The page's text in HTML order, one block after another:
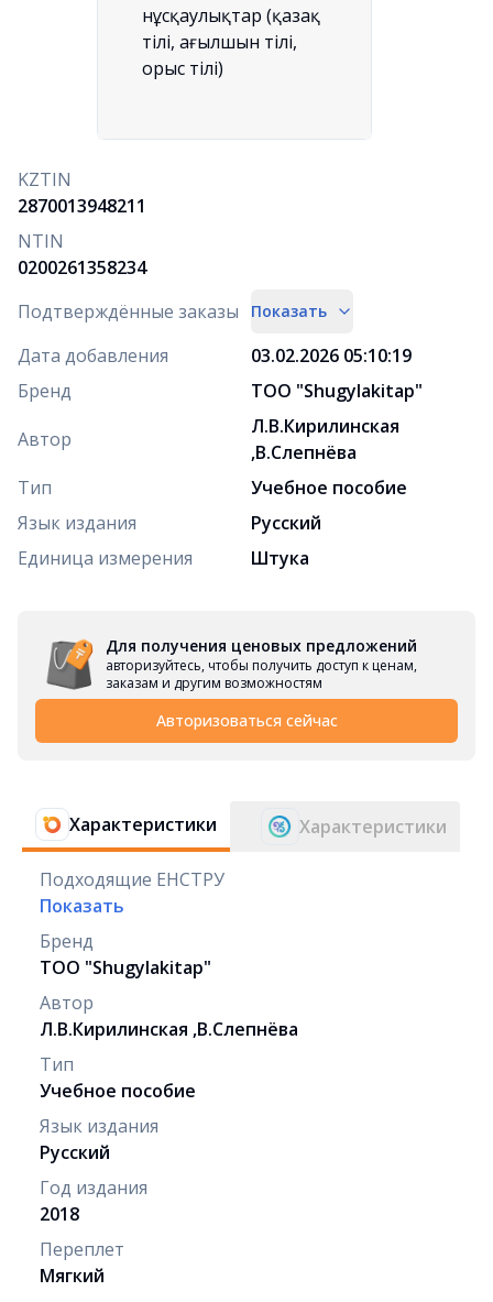
KZTIN
2870013948211
NTIN
0200261358234
Подтверждённые заказы
Показать
Дата добавления
03.02.2026 05:10:19
Бренд
ТОО "Shugylakіtap"
Автор
Л.В.Кирилинская
,В.Слепнёва
Тип
Учебное пособие
Язык издания
Русский
Единица измерения
Штука
Для получения ценовых предложений
авторизуйтесь, чтобы получить доступ к ценам,
заказам и другим возможностям
Авторизоваться сейчас
Характеристики Характеристики
Подходящие ЕНСТРУ
Показать
Бренд
ТОО "Shugylakіtap"
Автор
Л.В.Кирилинская ,В.Слепнёва
Тип
Учебное пособие
Язык издания
Русский
Год издания
2018
Переплет
Мягкий